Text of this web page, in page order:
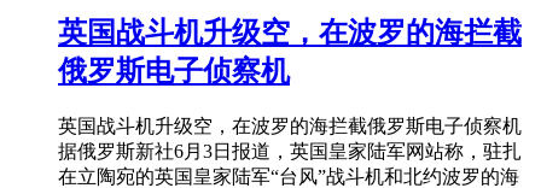
英国战斗机升级空，在波罗的海拦截
俄罗斯电子侦察机
英国战斗机升级空，在波罗的海拦截俄罗斯电子侦察机
据俄罗斯新社6月3日报道，英国皇家陆军网站称，驻扎
在立陶宛的英国皇家陆军“台风”战斗机和北约波罗的海